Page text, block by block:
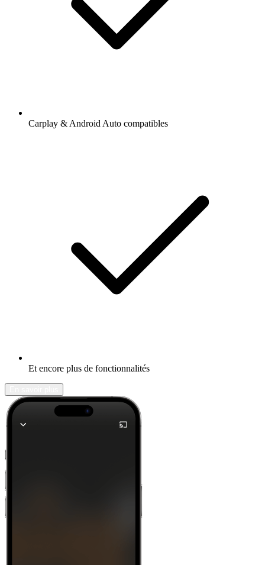
Carplay & Android Auto compatibles
Et encore plus de fonctionnalités